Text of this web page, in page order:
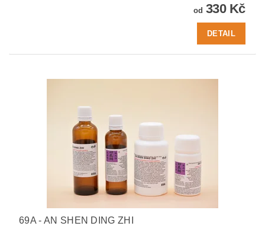
od 330 Kč
DETAIL
69A - AN SHEN DING ZHI